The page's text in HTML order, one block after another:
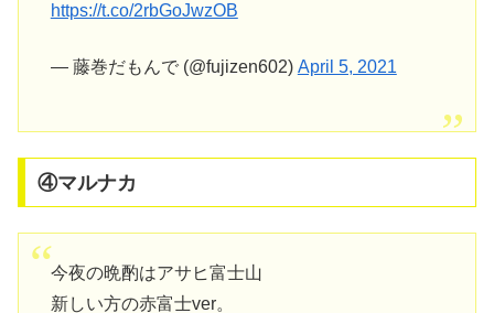
https://t.co/2rbGoJwzOB
— 藤巻だもんで (@fujizen602) April 5, 2021
④マルナカ
今夜の晩酌はアサヒ富士山
新しい方の赤富士ver。